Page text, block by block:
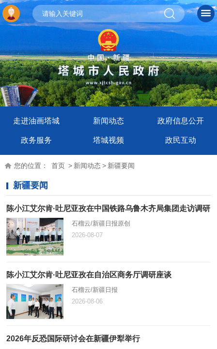
走进油画塔城 新闻动态 政府信息公开
政务服务 塔城视频 政民互动
您的位置： 首页 > 新闻动态> 新疆要闻
新疆要闻
陈小江艾尔肯·吐尼亚孜在中国铁路乌鲁木齐局集团走访调研
石榴云/新疆日报原创
2026-08-07
陈小江艾尔肯·吐尼亚孜在自治区商务厅调研座谈
石榴云/新疆日报
2026-08-06
2026年反恐国际研讨会在新疆伊犁举行